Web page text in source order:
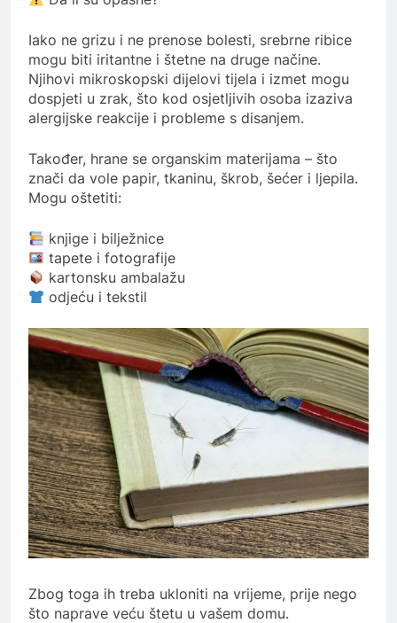
Iako ne grizu i ne prenose bolesti, srebrne ribice
mogu biti iritantne i štetne na druge načine.
Njihovi mikroskopski dijelovi tijela i izmet mogu
dospjeti u zrak, što kod osjetljivih osoba izaziva
alergijske reakcije i probleme s disanjem.
Također, hrane se organskim materijama – što
znači da vole papir, tkaninu, škrob, šećer i ljepila.
Mogu oštetiti:
knjige i bilježnice
tapete i fotografije
kartonsku ambalažu
odjeću i tekstil
Zbog toga ih treba ukloniti na vrijeme, prije nego
što naprave veću štetu u vašem domu.